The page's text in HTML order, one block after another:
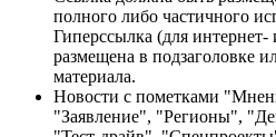
полного либо частичного
Гиперссылка (для
размещена в подзаголовке
материала.
Новости с пометками
"Заявление", "Регионы",